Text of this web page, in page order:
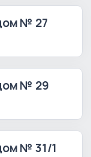
№ 27
№ 29
№ 31/1